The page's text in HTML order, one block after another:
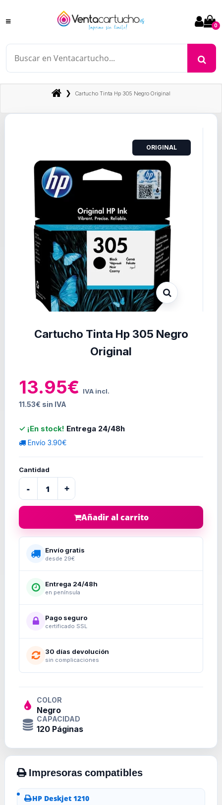
0
❯ Cartucho Tinta Hp 305 Negro Original
ORIGINAL
Cartucho Tinta Hp 305 Negro
Original
13.95€ IVA incl.
11.53€ sin IVA
✓ ¡En stock! Entrega 24/48h
Envío 3.90€
Cantidad
- +
Añadir al carrito
Envío gratis
desde 29€
Entrega 24/48h
en península
Pago seguro
certificado SSL
30 días devolución
sin complicaciones
COLOR
Negro
CAPACIDAD
120 Páginas
HP Deskjet 1210